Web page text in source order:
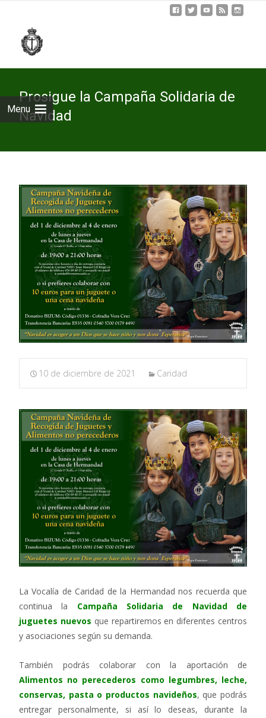
Menu
Prosigue la Campaña Solidaria de
Navidad
10 de diciembre de 2021 Caridad
La Vocalía de Caridad de la Hermandad nos recuerda que
continua la Campaña Solidaria de Navidad
de
juguetes nuevos que repartiremos en diferentes centros
y asociaciones según su demanda.
También podrás colaborar con la aportación de
Alimentos no perecederos como legumbres, leche,
conservas, pasta o productos navideños, que podrás
entregar personalmente, si así lo deseas, durante la